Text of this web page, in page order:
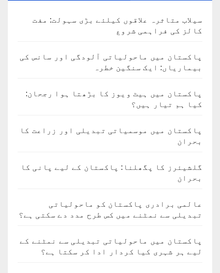
سیلاب متاثرہ علاقوں کیلئے بڑی سہولت: مفت
کالز کی فراہمی شروع
پاکستان میں ماحولیاتی آلودگی اور سانس کی
بیماریاں: ایک سنگین خطرہ
پاکستان میں ہیٹ ویوز کا بڑھتا ہوا رجحان:
کیا ہم تیار ہیں؟
پاکستان میں موسمیاتی تبدیلی اور زراعت کا
بحران
گلشیئرز کا پگھلنا: پاکستان کے لیے پانی کا
بحران
عالمی برادری پاکستان کو ماحولیاتی
تبدیلی سے نمٹنے میں کس طرح مدد دے سکتی ہے؟
پاکستان میں ماحولیاتی تبدیلی سے نمٹنے کے
لیے ہر شہری کیا کردار ادا کر سکتا ہے؟